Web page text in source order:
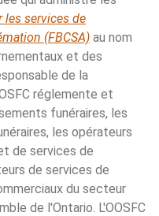
les services de
(FBCSA) au nom
et des
de la
réglemente et
funéraires, les
les opérateurs
de services de
de services de
du secteur
de l'Ontario. L'OOSFC